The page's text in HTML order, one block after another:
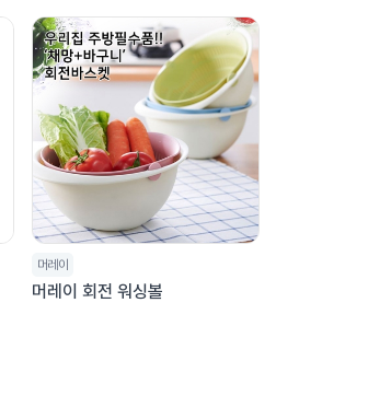
머레이
머레이 회전 워싱볼